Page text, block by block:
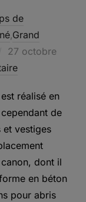
de
,Grand
Publié
le
27 octobre
réalisé en
de
et vestiges
dont il
en béton
pour abris